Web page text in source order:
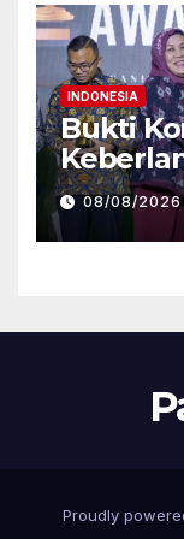
DIY
INDONESIA
Bukti
Raih
TJSL &
08/08/
Proudly